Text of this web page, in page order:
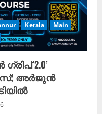
Kerala
Main
2.0’
അർജുൻ